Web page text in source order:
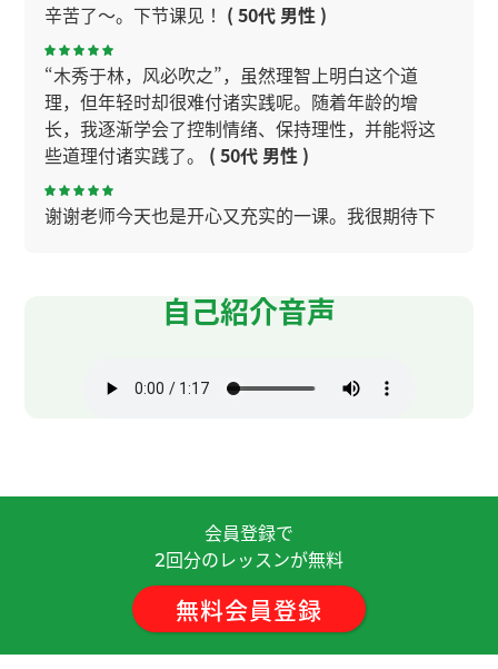
辛苦了～。下节课见！ ( 50代 男性 )
“木秀于林，风必吹之”，虽然理智上明白这个道
理，但年轻时却很难付诸实践呢。随着年龄的增
长，我逐渐学会了控制情绪、保持理性，并能将这
些道理付诸实践了。 ( 50代 男性 )
谢谢老师今天也是开心又充实的一课。我很期待下
辛苦了～，下节课见。( 50代 男性 )
脖子上，然后去跑步。下节课见。 ( 50代 男性 )
动必须的。下节课见！( 50代 男性 )
辛苦了～，下节课见！( 50代 男性 )
我也听说过"猫经济“这个词。最近经常看猫和狗的
视频，很想养一只了。下节课见。( 50代 男性 )
自己紹介音声
会員登録で
2回分のレッスンが無料
無料会員登録